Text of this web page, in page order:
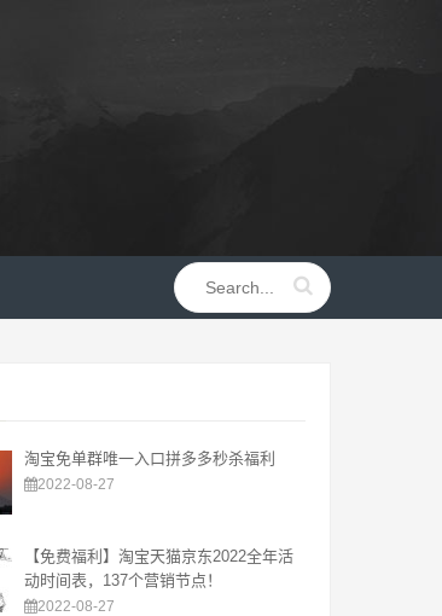
淘宝免单群唯一入口拼多多秒杀福利
2022-08-27
【免费福利】淘宝天猫京东2022全年活
动时间表，137个营销节点！
2022-08-27